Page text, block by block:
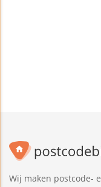
Wij maken postcode-